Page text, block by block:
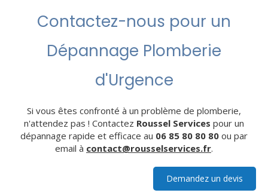
Contactez-nous pour un
Dépannage Plomberie
d'Urgence
Si vous êtes confronté à un problème de plomberie,
n'attendez pas ! Contactez Roussel Services pour un
dépannage rapide et efficace au 06 85 80 80 80 ou par
email à contact@rousselservices.fr.
Demandez un devis